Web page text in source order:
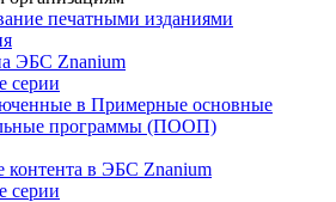
печатными изданиями
ЭБС Znanium
серии
в Примерные основные
программы (ПООП)
контента в ЭБС Znanium
серии